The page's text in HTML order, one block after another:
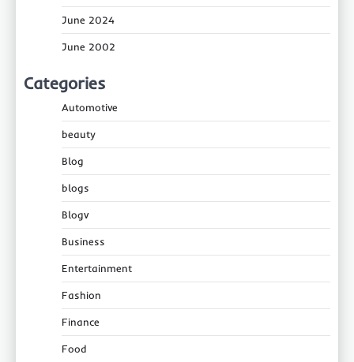
June 2024
June 2002
Categories
Automotive
beauty
Blog
blogs
Blogv
Business
Entertainment
Fashion
Finance
Food